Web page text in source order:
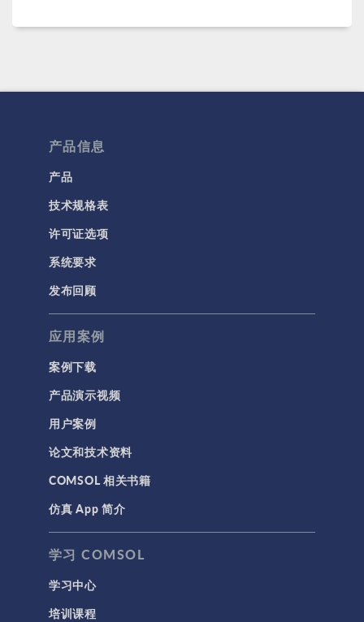
产品信息
产品
技术规格表
许可证选项
系统要求
发布回顾
应用案例
案例下载
产品演示视频
用户案例
论文和技术资料
COMSOL 相关书籍
仿真 App 简介
学习 COMSOL
学习中心
培训课程